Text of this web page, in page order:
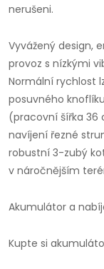
nerušeni.
Vyvážený design,
provoz s nízkými
Normální rychlost
posuvného
(pracovní šířka 36
navíjení řezné
robustní 3-zubý
v náročnějším
Akumulátor a
Kupte si